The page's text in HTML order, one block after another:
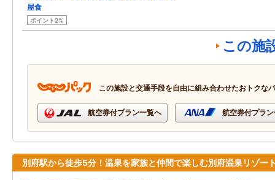
屋食
ポイント2%
この施
この施設と交通手段を自由に組み合わせたおトクな
航空券付プラン一覧へ 航空券付プラ
別府駅から徒歩5分！温泉を家族と仲間で楽しむ別府温泉リゾー